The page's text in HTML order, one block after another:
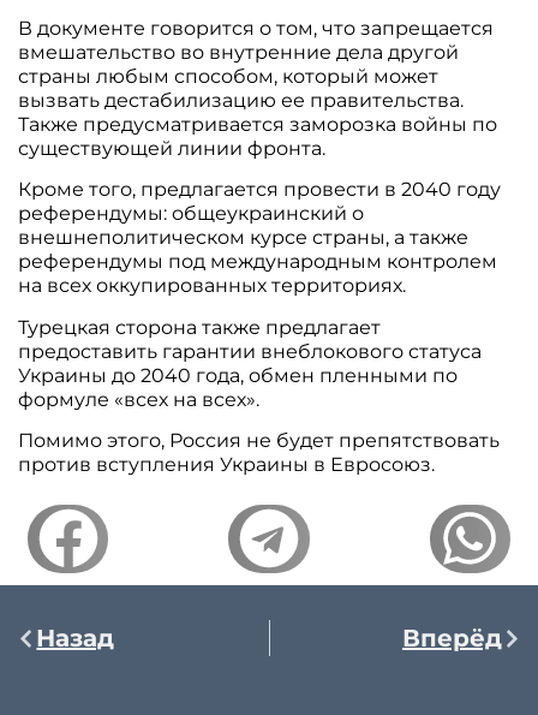
В документе говорится о том, что запрещается
вмешательство во внутренние дела другой
страны любым способом, который может
вызвать дестабилизацию ее правительства.
Также предусматривается заморозка войны по
существующей линии фронта.
Кроме того, предлагается провести в 2040 году
референдумы: общеукраинский о
внешнеполитическом курсе страны, а также
референдумы под международным контролем
на всех оккупированных территориях.
Турецкая сторона также предлагает
предоставить гарантии внеблокового статуса
Украины до 2040 года, обмен пленными по
формуле «всех на всех».
Помимо этого, Россия не будет препятствовать
против вступления Украины в Евросоюз.
Назад Вперёд